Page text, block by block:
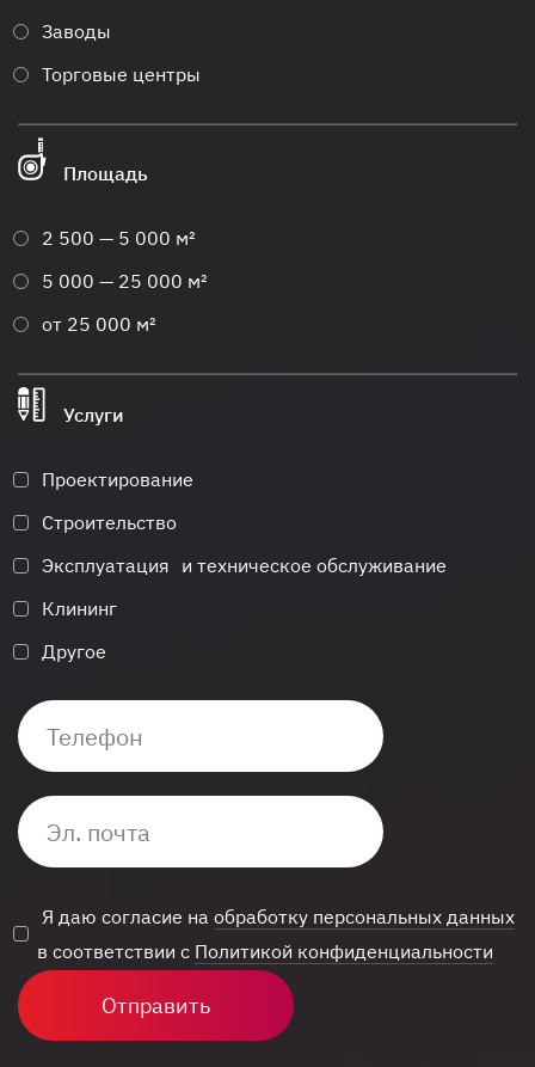
Заводы
Торговые центры
Площадь
2 500 — 5 000 м²
5 000 — 25 000 м²
от 25 000 м²
Услуги
Проектирование
Строительство
Эксплуатация и техническое обслуживание
Клининг
Другое
Я даю согласие на обработку персональных данных
в соответствии с Политикой конфиденциальности
Отправить